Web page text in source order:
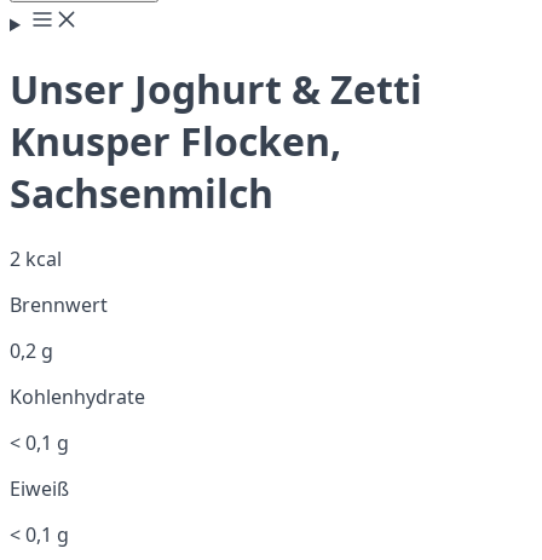
Unser Joghurt & Zetti
Knusper Flocken,
Sachsenmilch
2 kcal
Brennwert
0,2 g
Kohlenhydrate
< 0,1 g
Eiweiß
< 0,1 g